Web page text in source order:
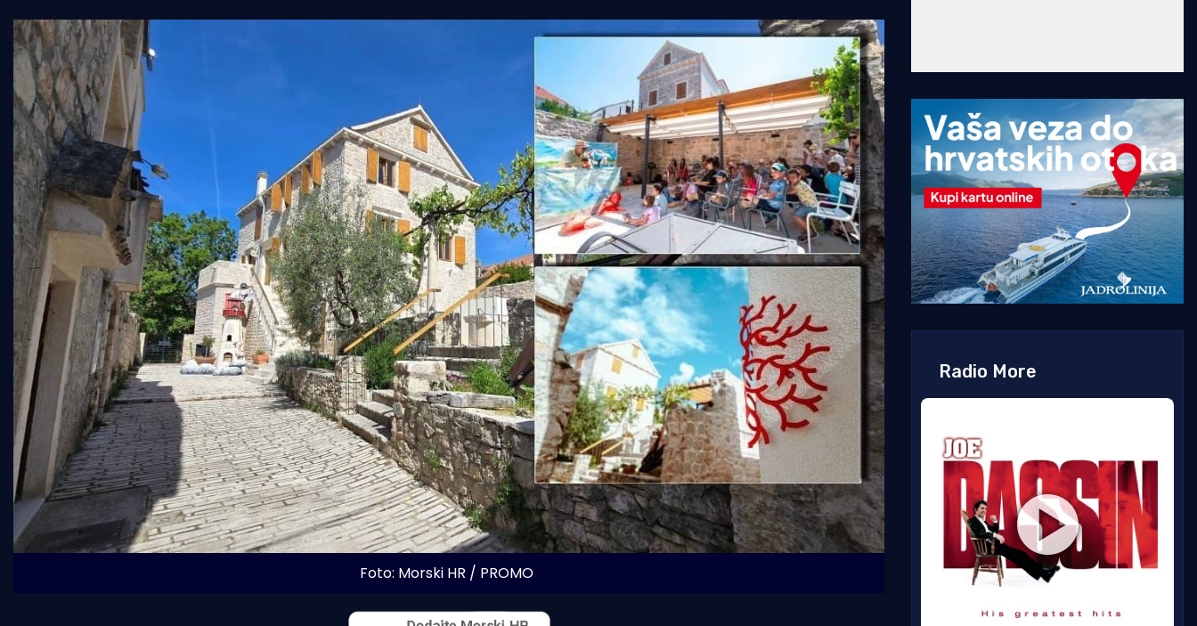
Foto: Morski HR / PROMO
Radio More